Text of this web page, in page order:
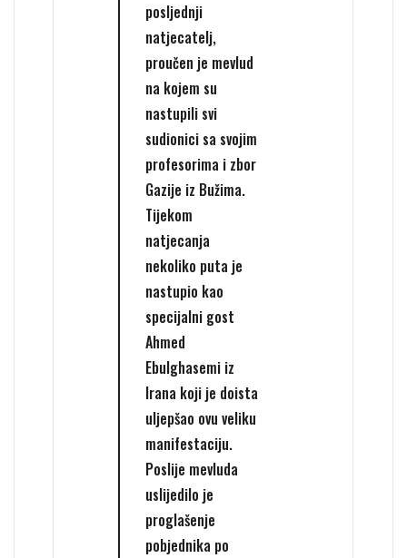
posljednji
natjecatelj,
proučen je mevlud
na kojem su
nastupili svi
sudionici sa svojim
profesorima i zbor
Gazije iz Bužima.
Tijekom
natjecanja
nekoliko puta je
nastupio kao
specijalni gost
Ahmed
Ebulghasemi iz
Irana koji je doista
uljepšao ovu veliku
manifestaciju.
Poslije mevluda
uslijedilo je
proglašenje
pobjednika po